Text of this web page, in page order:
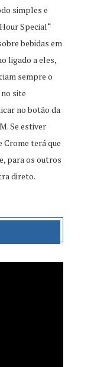
simples e
Special“
bebidas em
ligado a eles,
sempre o
site
no botão da
Se estiver
terá que
para os outros
direto.